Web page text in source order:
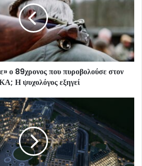
ο 89χρονος που πυροβολούσε στον
Η ψυχολόγος εξηγεί